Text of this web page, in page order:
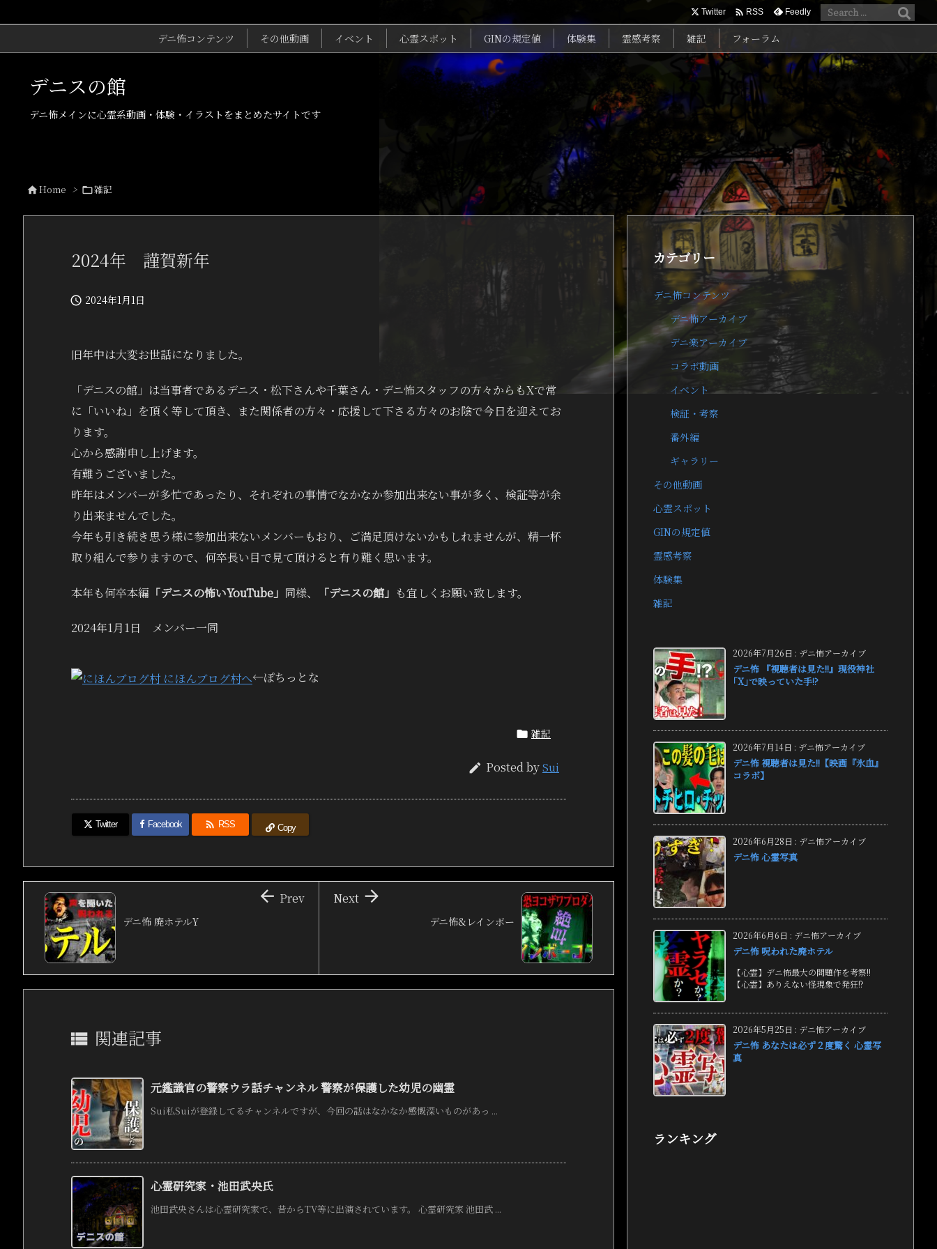
デニ怖コンテンツ その他動画 イベント 心霊スポット GINの規定値 体験集 霊感考察 雑記 フォーラム
Twitter  RSS Feedly
デニスの館
デニ怖メインに心霊系動画・体験・イラストをまとめたサイトです
Home > 雑記
2024年 謹賀新年
 2024年1月1日
旧年中は大変お世話になりました。
「デニスの館」は当事者であるデニス・松下さんや千葉さん・デニ怖スタッフの方々からもXで常
に「いいね」を頂く等して頂き、また関係者の方々・応援して下さる方々のお陰で今日を迎えてお
ります。
心から感謝申し上げます。
有難うございました。
昨年はメンバーが多忙であったり、それぞれの事情でなかなか参加出来ない事が多く、検証等が余
り出来ませんでした。
今年も引き続き思う様に参加出来ないメンバーもおり、ご満足頂けないかもしれませんが、精一杯
取り組んで参りますので、何卒長い目で見て頂けると有り難く思います。
本年も何卒本編 「デニスの怖いYouTube」 同様、 「デニスの館」 も宜しくお願い致します。
2024年1月1日 メンバー一同
←ぽちっとな
 雑記
 Posted bySui
Twitter Facebook  RSS Copy
デニ怖&レインボー

Next
デニ怖 廃ホテルY
 Prev
 関連記事
元鑑識官の警察ウラ話チャンネル 警察が保護した幼児の幽霊
Sui私Suiが登録してるチャンネルですが、今回の話はなかなか感慨深いものがあっ ...
心霊研究家・池田武央氏
池田武央さんは心霊研究家で、昔からTV等に出演されています。 心霊研究家 池田武 ...
カテゴリー
デニ怖コンテンツ
デニ怖アーカイブ
デニ楽アーカイブ
コラボ動画
イベント
検証・考察
番外編
ギャラリー
その他動画
心霊スポット
GINの規定値
霊感考察
体験集
雑記
2026年7月26日 : デニ怖アーカイブ
デニ怖 『視聴者は見た!!』現役神社
｢X｣で映っていた手!?
2026年7月14日 : デニ怖アーカイブ
デニ怖 視聴者は見た!!【映画『氷血』
コラボ】
2026年6月28日 : デニ怖アーカイブ
デニ怖 心霊写真
2026年6月6日 : デニ怖アーカイブ
デニ怖 呪われた廃ホテル
【心霊】デニ怖最大の問題作を考察!!
【心霊】ありえない怪現象で発狂!?
2026年5月25日 : デニ怖アーカイブ
デニ怖 あなたは必ず２度驚く 心霊写
真
ランキング